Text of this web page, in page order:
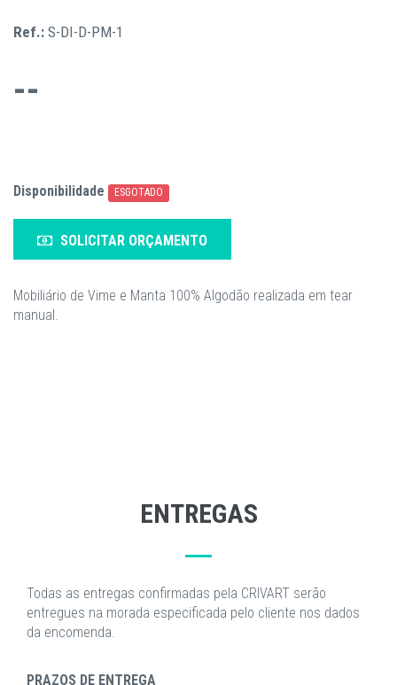
Ref.: S-DI-D-PM-1
--
Disponibilidade ESGOTADO
SOLICITAR ORÇAMENTO
Mobiliário de Vime e Manta 100% Algodão realizada em tear
manual.
ENTREGAS
Todas as entregas confirmadas pela CRIVART serão
entregues na morada especificada pelo cliente nos dados
da encomenda.
PRAZOS DE ENTREGA